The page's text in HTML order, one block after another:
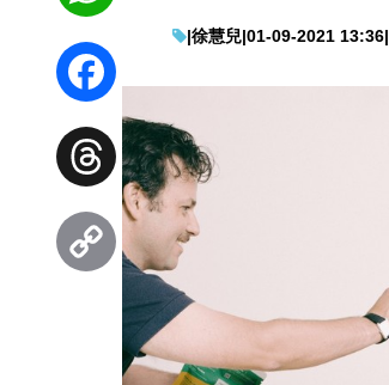
|徐慧兒|01-09-2021 13:36|
WhatsApp
Facebook
Threads
Copy
Link